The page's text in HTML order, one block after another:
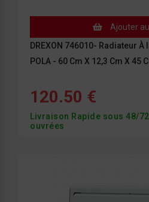
Ajouter
DREXON 746010- Radiateur À
POLA - 60 Cm X 12,3 Cm X 45
120.50 €
Livraison Rapide sous 48/
ouvrées